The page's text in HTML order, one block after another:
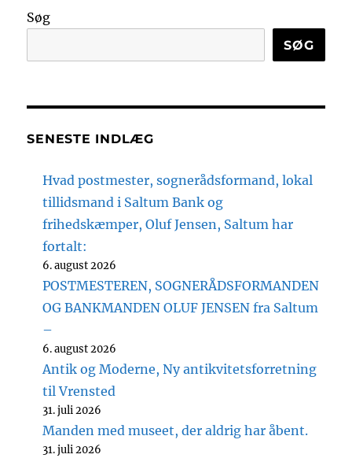
Søg
SØG
SENESTE INDLÆG
Hvad postmester, sognerådsformand, lokal
tillidsmand i Saltum Bank og
frihedskæmper, Oluf Jensen, Saltum har
fortalt:
6. august 2026
POSTMESTEREN, SOGNERÅDSFORMANDEN
OG BANKMANDEN OLUF JENSEN fra Saltum
–
6. august 2026
Antik og Moderne, Ny antikvitetsforretning
til Vrensted
31. juli 2026
Manden med museet, der aldrig har åbent.
31. juli 2026